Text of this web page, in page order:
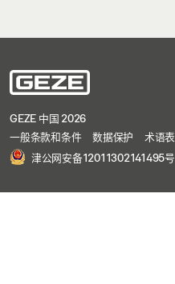
GEZE 中国 2026
一般条款和条件
数据保护 术语表
津公网安备12011302141495号